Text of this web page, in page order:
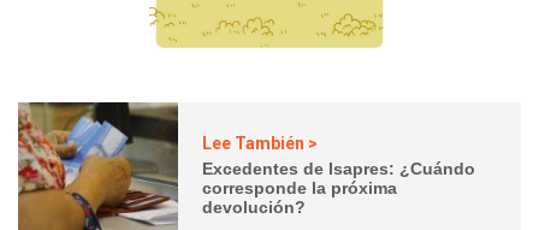
Lee También >
Excedentes de Isapres: ¿Cuándo
corresponde la próxima
devolución?